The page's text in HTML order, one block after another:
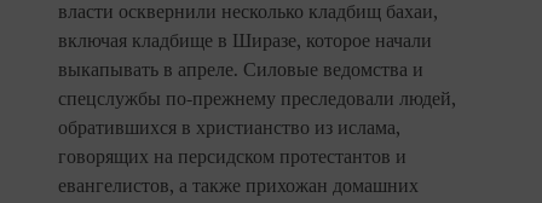
власти осквернили несколько кладбищ бахаи,
включая кладбище в Ширазе, которое начали
выкапывать в апреле. Силовые ведомства и
спецслужбы по-прежнему преследовали людей,
обратившихся в христианство из ислама,
говорящих на персидском протестантов и
евангелистов, а также прихожан домашних